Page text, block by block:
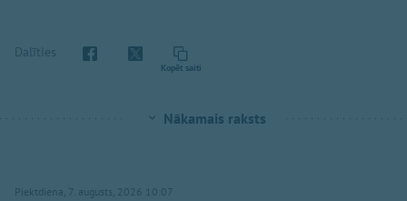
Dalīties
Kopēt saiti
Nākamais raksts
Piektdiena, 7. augusts, 2026 10:07